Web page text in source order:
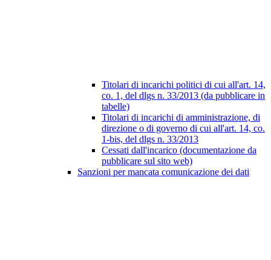
Titolari di incarichi politici di cui all'art. 14,
co. 1, del dlgs n. 33/2013 (da pubblicare in
tabelle)
Titolari di incarichi di amministrazione, di
direzione o di governo di cui all'art. 14, co.
1-bis, del dlgs n. 33/2013
Cessati dall'incarico (documentazione da
pubblicare sul sito web)
Sanzioni per mancata comunicazione dei dati